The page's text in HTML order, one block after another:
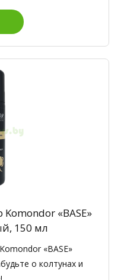
«BASE»
150 мл
«BASE»
о колтунах и